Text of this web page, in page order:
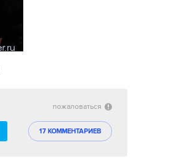
17 КОММЕНТАРИЕВ
пожаловаться